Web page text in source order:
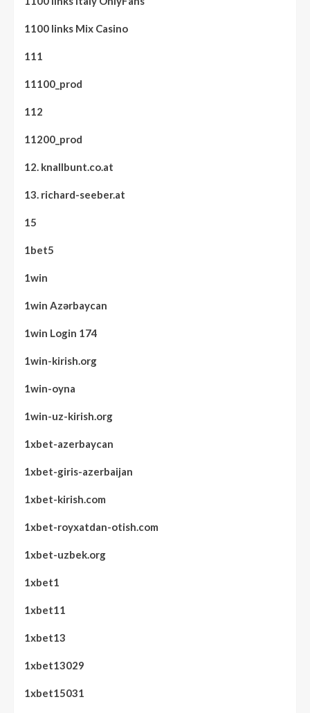
1100 links Mix Casino
111
11100_prod
112
11200_prod
12. knallbunt.co.at
13. richard-seeber.at
15
1bet5
1win
1win Azərbaycan
1win Login 174
1win-kirish.org
1win-oyna
1win-uz-kirish.org
1xbet-azerbaycan
1xbet-giris-azerbaijan
1xbet-kirish.com
1xbet-royxatdan-otish.com
1xbet-uzbek.org
1xbet1
1xbet11
1xbet13
1xbet13029
1xbet15031